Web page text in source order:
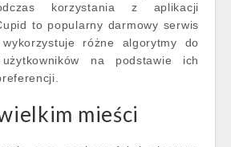
korzystania z aplikacji
to popularny darmowy serwis
różne algorytmy do
użytkowników na podstawie ich
mieści